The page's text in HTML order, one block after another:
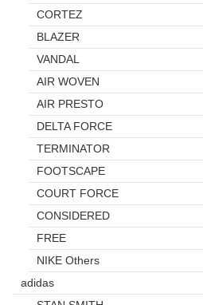
CORTEZ
BLAZER
VANDAL
AIR WOVEN
AIR PRESTO
DELTA FORCE
TERMINATOR
FOOTSCAPE
COURT FORCE
CONSIDERED
FREE
NIKE Others
adidas